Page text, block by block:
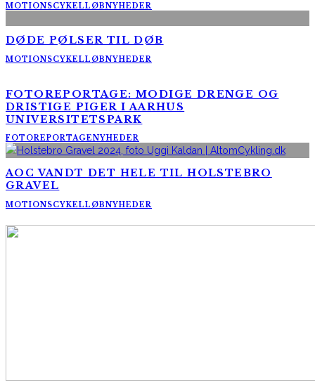
MOTIONSCYKELLØBNYHEDER
DØDE PØLSER TIL DØB
MOTIONSCYKELLØBNYHEDER
FOTOREPORTAGE: MODIGE DRENGE OG
DRISTIGE PIGER I AARHUS
UNIVERSITETSPARK
FOTOREPORTAGENYHEDER
AOC VANDT DET HELE TIL HOLSTEBRO
GRAVEL
MOTIONSCYKELLØBNYHEDER